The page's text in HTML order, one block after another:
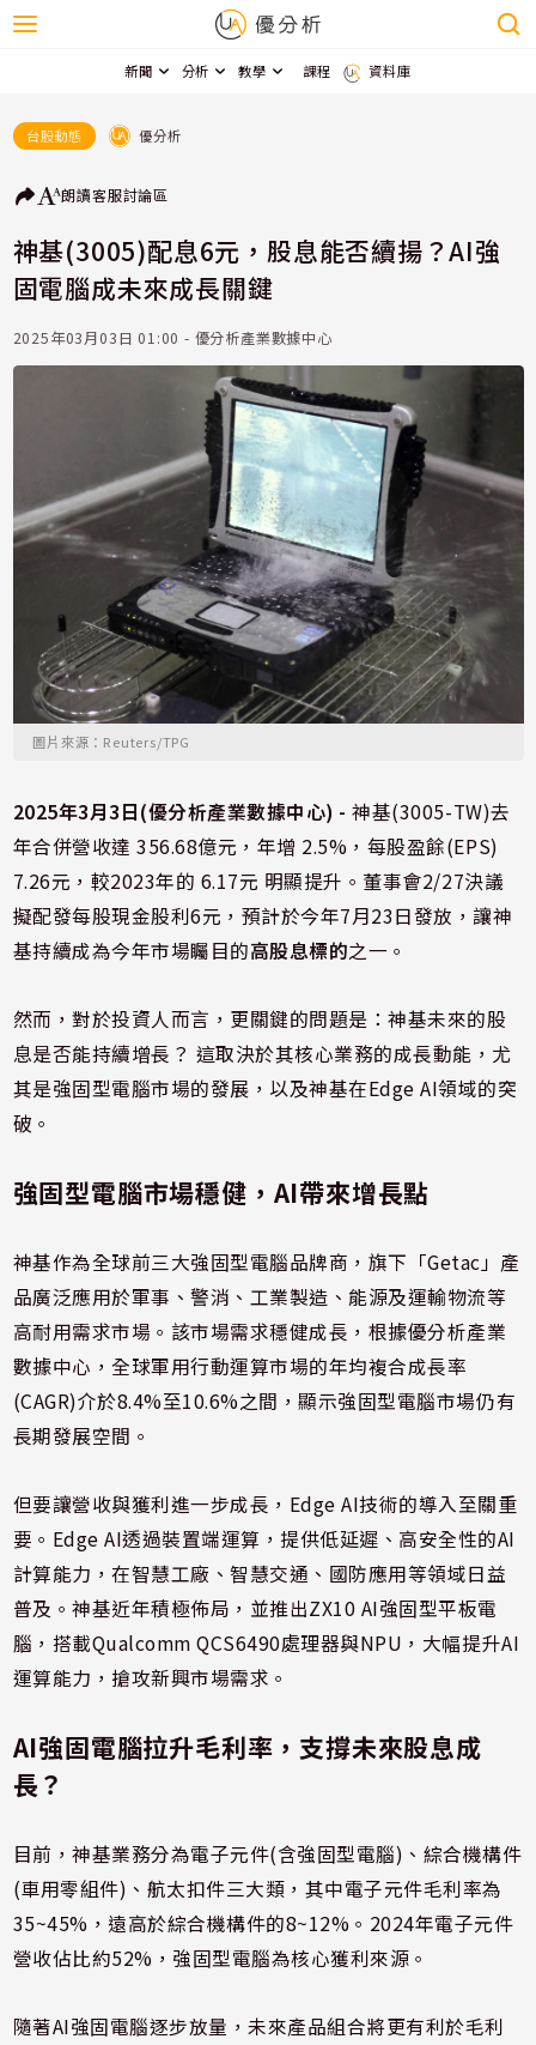
新聞 分析 教學 課程 資料庫
台股動態 優分析
朗讀客服討論區
神基(3005)配息6元，股息能否續揚？AI強
固電腦成未來成長關鍵
2025年03月03日 01:00 - 優分析產業數據中心
圖片來源：Reuters/TPG
2025年3月3日(優分析產業數據中心) -神基(3005-TW)去
年合併營收達 356.68億元，年增 2.5%，每股盈餘(EPS)
7.26元，較2023年的 6.17元 明顯提升。董事會2/27決議
擬配發每股現金股利6元，預計於今年7月23日發放，讓神
基持續成為今年市場矚目的高股息標的之一。
然而，對於投資人而言，更關鍵的問題是：神基未來的股
息是否能持續增長？ 這取決於其核心業務的成長動能，尤
其是強固型電腦市場的發展，以及神基在Edge AI領域的突
破。
強固型電腦市場穩健，AI帶來增長點
神基作為全球前三大強固型電腦品牌商，旗下「Getac」產
品廣泛應用於軍事、警消、工業製造、能源及運輸物流等
高耐用需求市場。該市場需求穩健成長，根據優分析產業
數據中心，全球軍用行動運算市場的年均複合成長率
(CAGR)介於8.4%至10.6%之間，顯示強固型電腦市場仍有
長期發展空間。
但要讓營收與獲利進一步成長，Edge AI技術的導入至關重
要。Edge AI透過裝置端運算，提供低延遲、高安全性的AI
計算能力，在智慧工廠、智慧交通、國防應用等領域日益
普及。神基近年積極佈局，並推出ZX10 AI強固型平板電
腦，搭載Qualcomm QCS6490處理器與NPU，大幅提升AI
運算能力，搶攻新興市場需求。
AI強固電腦拉升毛利率，支撐未來股息成
長？
目前，神基業務分為電子元件(含強固型電腦)、綜合機構件
(車用零組件)、航太扣件三大類，其中電子元件毛利率為
35~45%，遠高於綜合機構件的8~12%。2024年電子元件
營收佔比約52%，強固型電腦為核心獲利來源。
隨著AI強固電腦逐步放量，未來產品組合將更有利於毛利